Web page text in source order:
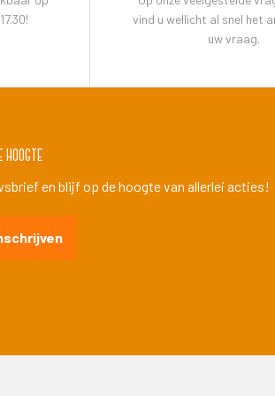
vind u wellicht al snel het
uw vraag.
hoogte
en blijf op de hoogte van allerlei acties!